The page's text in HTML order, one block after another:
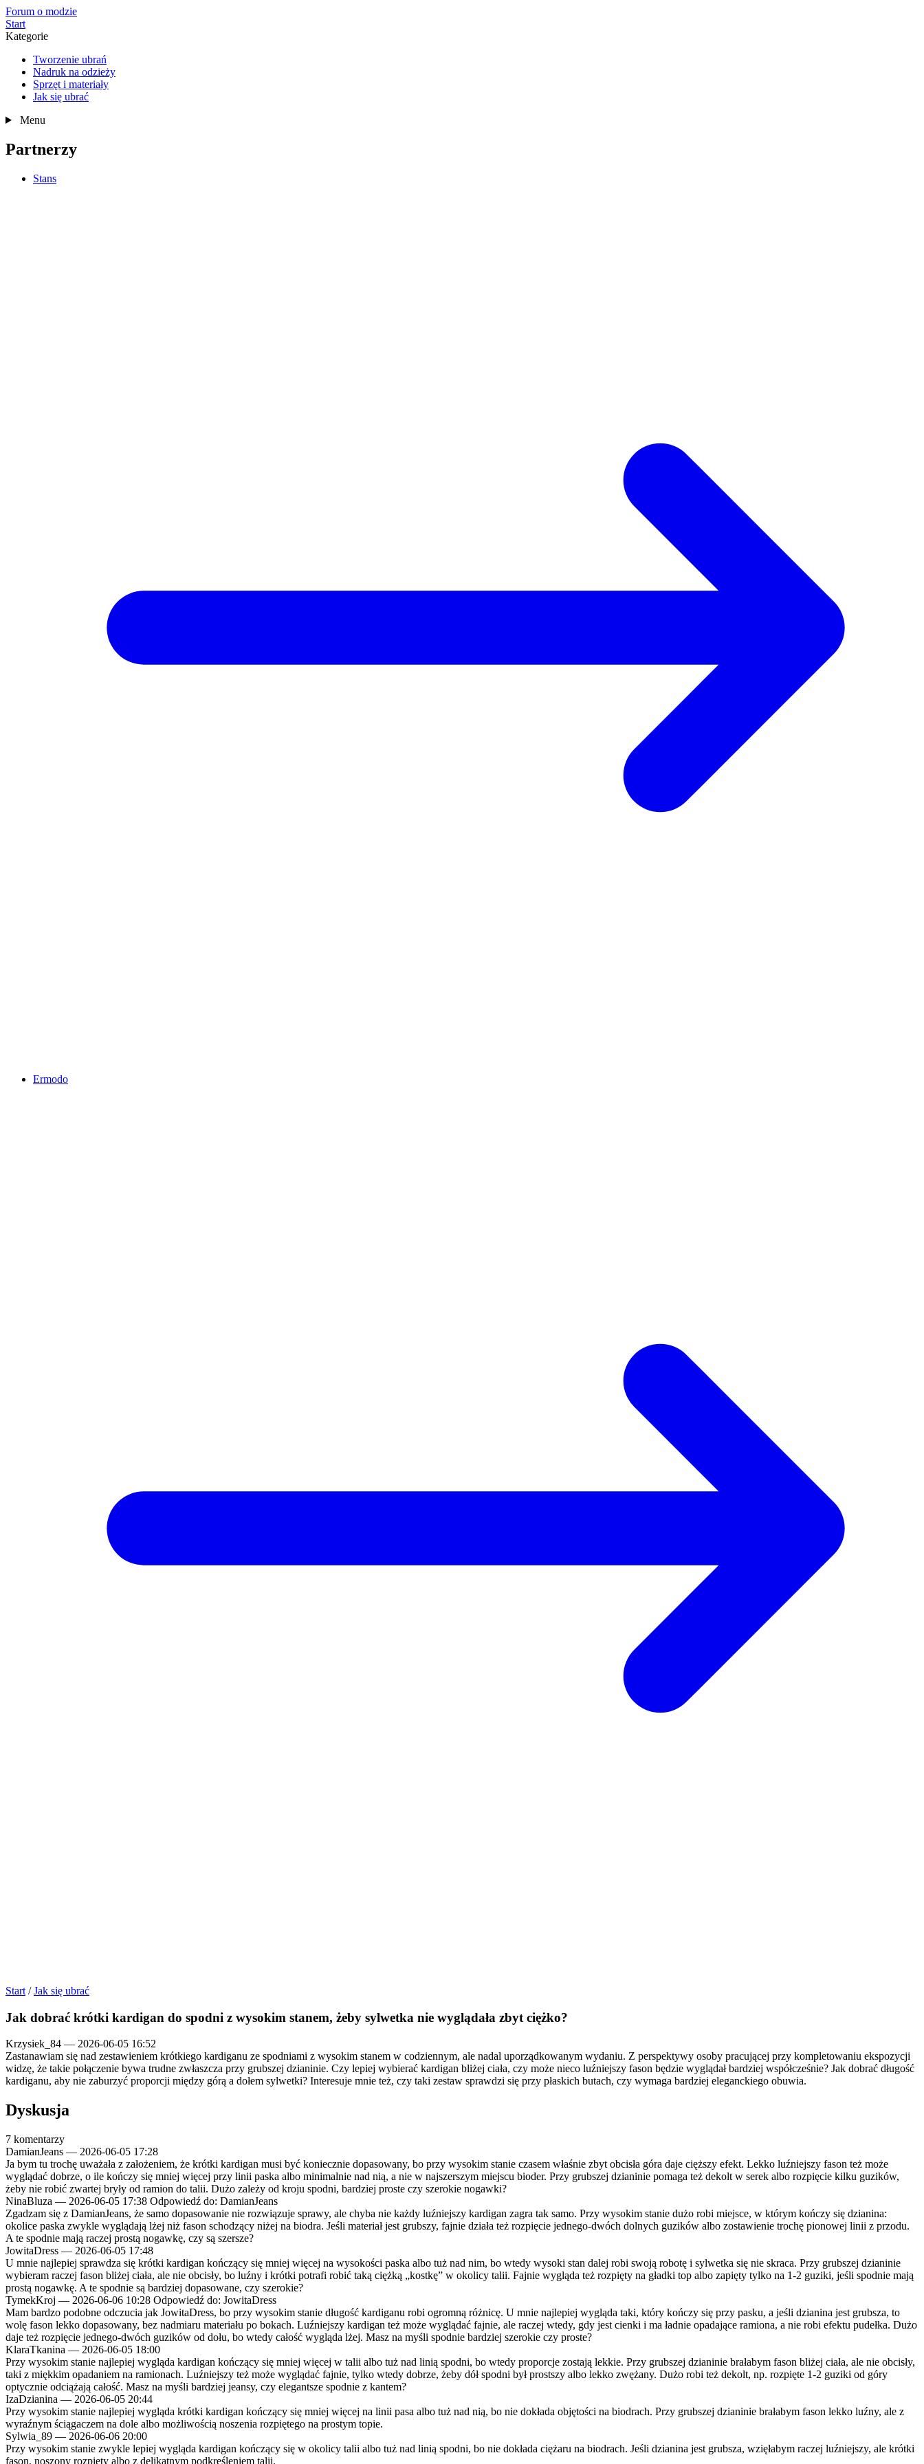
Forum o modzie
Start
Kategorie
Tworzenie ubrań
Nadruk na odzieży
Sprzęt i materiały
Jak się ubrać
Menu
Partnerzy
Stans
Ermodo
Start / Jak się ubrać
Jak dobrać krótki kardigan do spodni z wysokim stanem, żeby sylwetka nie wyglądała zbyt ciężko?
Krzysiek_84 — 2026-06-05 16:52
Zastanawiam się nad zestawieniem krótkiego kardiganu ze spodniami z wysokim stanem w codziennym, ale nadal uporządkowanym wydaniu. Z perspektywy osoby pracującej przy kompletowaniu ekspozycji
widzę, że takie połączenie bywa trudne zwłaszcza przy grubszej dzianinie. Czy lepiej wybierać kardigan bliżej ciała, czy może nieco luźniejszy fason będzie wyglądał bardziej współcześnie? Jak dobrać długość
kardiganu, aby nie zaburzyć proporcji między górą a dołem sylwetki? Interesuje mnie też, czy taki zestaw sprawdzi się przy płaskich butach, czy wymaga bardziej eleganckiego obuwia.
Dyskusja
7 komentarzy
DamianJeans — 2026-06-05 17:28
Ja bym tu trochę uważała z założeniem, że krótki kardigan musi być koniecznie dopasowany, bo przy wysokim stanie czasem właśnie zbyt obcisła góra daje cięższy efekt. Lekko luźniejszy fason też może
wyglądać dobrze, o ile kończy się mniej więcej przy linii paska albo minimalnie nad nią, a nie w najszerszym miejscu bioder. Przy grubszej dzianinie pomaga też dekolt w serek albo rozpięcie kilku guzików,
żeby nie robić zwartej bryły od ramion do talii. Dużo zależy od kroju spodni, bardziej proste czy szerokie nogawki?
NinaBluza — 2026-06-05 17:38 Odpowiedź do: DamianJeans
Zgadzam się z DamianJeans, że samo dopasowanie nie rozwiązuje sprawy, ale chyba nie każdy luźniejszy kardigan zagra tak samo. Przy wysokim stanie dużo robi miejsce, w którym kończy się dzianina:
okolice paska zwykle wyglądają lżej niż fason schodzący niżej na biodra. Jeśli materiał jest grubszy, fajnie działa też rozpięcie jednego-dwóch dolnych guzików albo zostawienie trochę pionowej linii z przodu.
A te spodnie mają raczej prostą nogawkę, czy są szersze?
JowitaDress — 2026-06-05 17:48
U mnie najlepiej sprawdza się krótki kardigan kończący się mniej więcej na wysokości paska albo tuż nad nim, bo wtedy wysoki stan dalej robi swoją robotę i sylwetka się nie skraca. Przy grubszej dzianinie
wybieram raczej fason bliżej ciała, ale nie obcisły, bo luźny i krótki potrafi robić taką ciężką „kostkę” w okolicy talii. Fajnie wygląda też rozpięty na gładki top albo zapięty tylko na 1-2 guziki, jeśli spodnie mają
prostą nogawkę. A te spodnie są bardziej dopasowane, czy szerokie?
TymekKroj — 2026-06-06 10:28 Odpowiedź do: JowitaDress
Mam bardzo podobne odczucia jak JowitaDress, bo przy wysokim stanie długość kardiganu robi ogromną różnicę. U mnie najlepiej wygląda taki, który kończy się przy pasku, a jeśli dzianina jest grubsza, to
wolę fason lekko dopasowany, bez nadmiaru materiału po bokach. Luźniejszy kardigan też może wyglądać fajnie, ale raczej wtedy, gdy jest cienki i ma ładnie opadające ramiona, a nie robi efektu pudełka. Dużo
daje też rozpięcie jednego-dwóch guzików od dołu, bo wtedy całość wygląda lżej. Masz na myśli spodnie bardziej szerokie czy proste?
KlaraTkanina — 2026-06-05 18:00
Przy wysokim stanie najlepiej wygląda kardigan kończący się mniej więcej w talii albo tuż nad linią spodni, bo wtedy proporcje zostają lekkie. Przy grubszej dzianinie brałabym fason bliżej ciała, ale nie obcisły,
taki z miękkim opadaniem na ramionach. Luźniejszy też może wyglądać fajnie, tylko wtedy dobrze, żeby dół spodni był prostszy albo lekko zwężany. Dużo robi też dekolt, np. rozpięte 1-2 guziki od góry
optycznie odciążają całość. Masz na myśli bardziej jeansy, czy elegantsze spodnie z kantem?
IzaDzianina — 2026-06-05 20:44
Przy wysokim stanie najlepiej wygląda krótki kardigan kończący się mniej więcej na linii pasa albo tuż nad nią, bo nie dokłada objętości na biodrach. Przy grubszej dzianinie brałabym fason lekko luźny, ale z
wyraźnym ściągaczem na dole albo możliwością noszenia rozpiętego na prostym topie.
Sylwia_89 — 2026-06-06 20:00
Przy wysokim stanie zwykle lepiej wygląda kardigan kończący się w okolicy talii albo tuż nad linią spodni, bo nie dokłada ciężaru na biodrach. Jeśli dzianina jest grubsza, wzięłabym raczej luźniejszy, ale krótki
fason, noszony rozpięty albo z delikatnym podkreśleniem talii.